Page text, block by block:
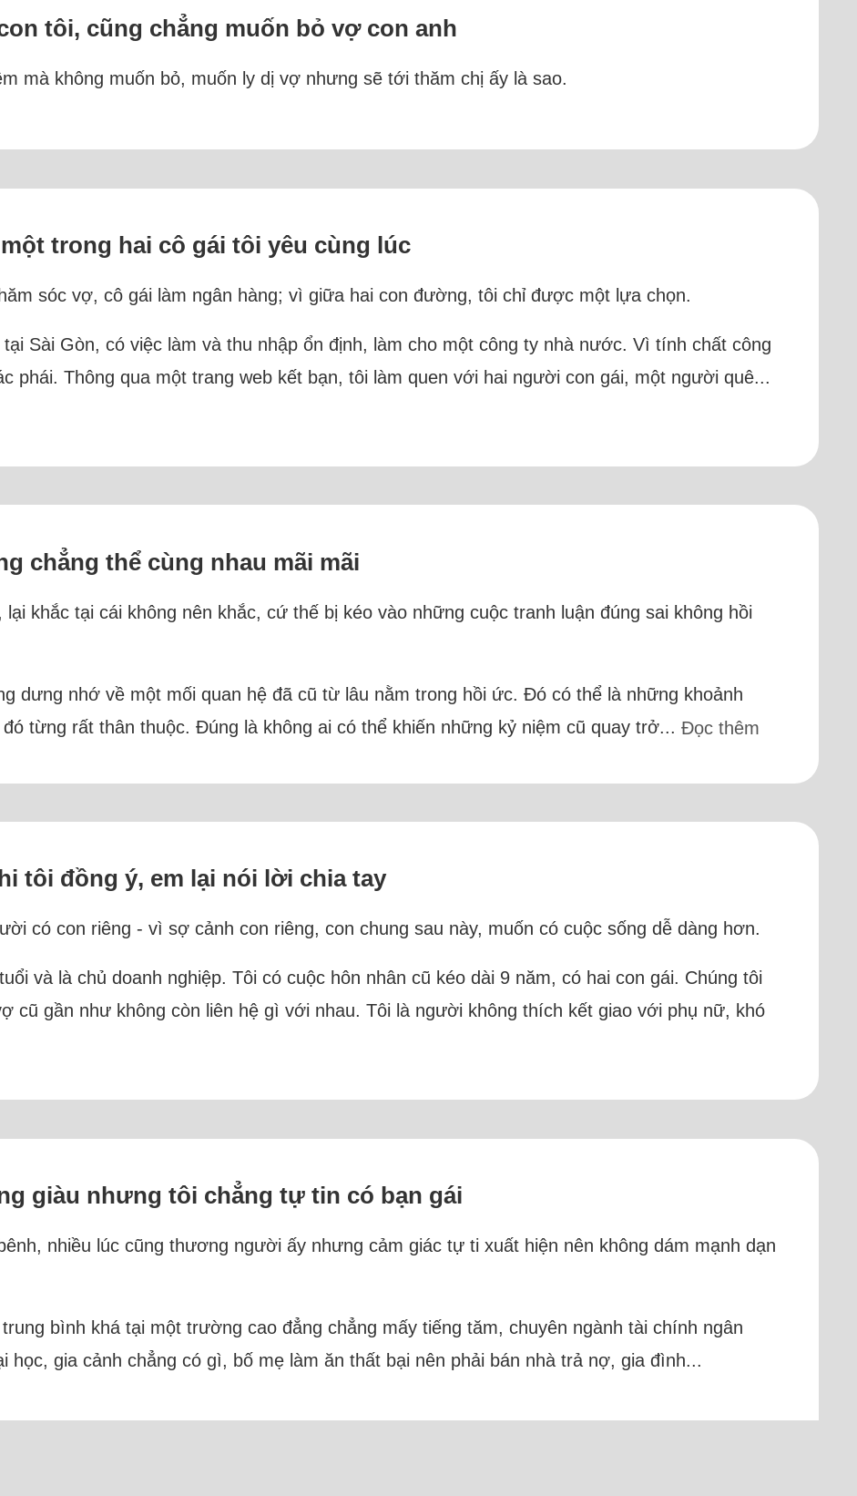
tôi, cũng chẳng muốn bỏ vợ con anh
mà không muốn bỏ, muốn ly dị vợ nhưng sẽ tới thăm chị ấy là sao.
trong hai cô gái tôi yêu cùng lúc
sóc vợ, cô gái làm ngân hàng; vì giữa hai con đường, tôi chỉ được một lựa chọn.
Sài Gòn, có việc làm và thu nhập ổn định, làm cho một công ty nhà nước. Vì tính chất công
phái. Thông qua một trang web kết bạn, tôi làm quen với hai người con gái, một người quê...
chẳng thể cùng nhau mãi mãi
khắc tại cái không nên khắc, cứ thế bị kéo vào những cuộc tranh luận đúng sai không hồi
dưng nhớ về một mối quan hệ đã cũ từ lâu nằm trong hồi ức. Đó có thể là những khoảnh
từng rất thân thuộc. Đúng là không ai có thể khiến những kỷ niệm cũ quay trở... Đọc thêm
tôi đồng ý, em lại nói lời chia tay
có con riêng - vì sợ cảnh con riêng, con chung sau này, muốn có cuộc sống dễ dàng hơn.
và là chủ doanh nghiệp. Tôi có cuộc hôn nhân cũ kéo dài 9 năm, có hai con gái. Chúng tôi
cũ gần như không còn liên hệ gì với nhau. Tôi là người không thích kết giao với phụ nữ, khó
giàu nhưng tôi chẳng tự tin có bạn gái
nhiều lúc cũng thương người ấy nhưng cảm giác tự ti xuất hiện nên không dám mạnh dạn
bình khá tại một trường cao đẳng chẳng mấy tiếng tăm, chuyên ngành tài chính ngân
học, gia cảnh chẳng có gì, bố mẹ làm ăn thất bại nên phải bán nhà trả nợ, gia đình...